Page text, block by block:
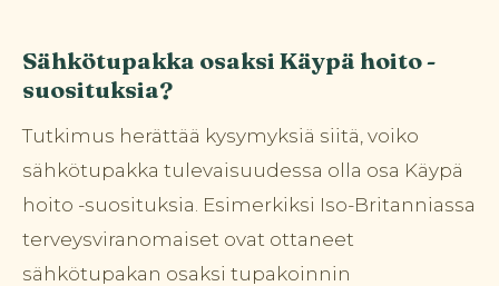
Sähkötupakka osaksi Käypä hoito -
suosituksia?
Tutkimus herättää kysymyksiä siitä, voiko
sähkötupakka tulevaisuudessa olla osa Käypä
hoito -suosituksia. Esimerkiksi Iso-Britanniassa
terveysviranomaiset ovat ottaneet
sähkötupakan osaksi tupakoinnin